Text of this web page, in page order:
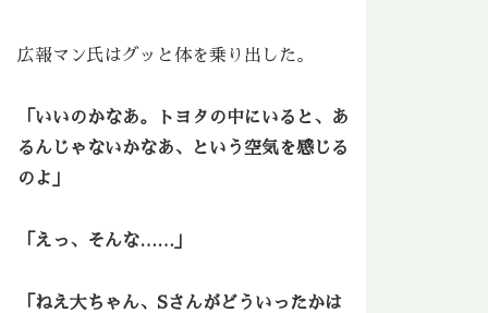
広報マン氏はグッと体を乗り出した。
「いいのかなあ。トヨタの中にいると、あ
るんじゃないかなあ、という空気を感じる
のよ」
「えっ、そんな……」
「ねえ大ちゃん、Sさんがどういったかは